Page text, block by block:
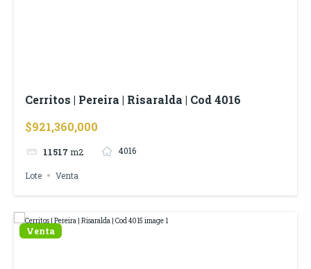
Cerritos | Pereira | Risaralda | Cod 4016
$921,360,000
11517 m2 4016
Lote Venta
Venta